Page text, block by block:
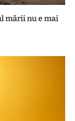
mării nu e mai